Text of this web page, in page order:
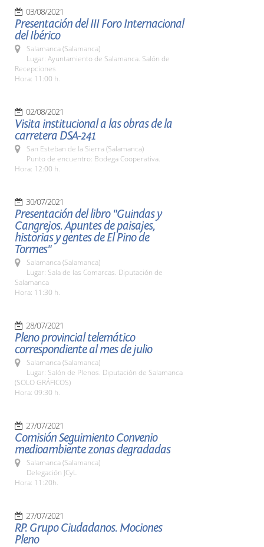
03/08/2021
Presentación del III Foro Internacional
del Ibérico
Salamanca (Salamanca)
Lugar: Ayuntamiento de Salamanca. Salón de
Recepciones
Hora: 11:00 h.
02/08/2021
Visita institucional a las obras de la
carretera DSA-241
San Esteban de la Sierra (Salamanca)
Punto de encuentro: Bodega Cooperativa.
Hora: 12:00 h.
30/07/2021
Presentación del libro "Guindas y
Cangrejos. Apuntes de paisajes,
historias y gentes de El Pino de
Tormes"
Salamanca (Salamanca)
Lugar: Sala de las Comarcas. Diputación de
Salamanca
Hora: 11:30 h.
28/07/2021
Pleno provincial telemático
correspondiente al mes de julio
Salamanca (Salamanca)
Lugar: Salón de Plenos. Diputación de Salamanca
(SOLO GRÁFICOS)
Hora: 09:30 h.
27/07/2021
Comisión Seguimiento Convenio
medioambiente zonas degradadas
Salamanca (Salamanca)
Delegación JCyL
Hora: 11:20h.
27/07/2021
RP. Grupo Ciudadanos. Mociones
Pleno